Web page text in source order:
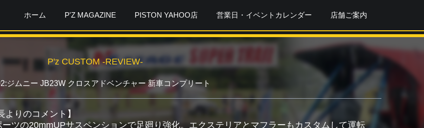
ホーム P'Z MAGAZINE PISTON YAHOO店 営業日・イベントカレンダー 店舗ご案内
P'z CUSTOM -REVIEW-
ジムニー JB23W クロスアドベンチャー 新車コンプリート
よりのコメント】
ツの20mmUPサスペンションで足廻り強化。エクステリアとマフラーもカスタムして運転